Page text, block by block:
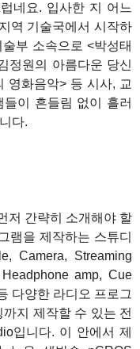
네요. 입사한 지 어느
역 기술국에서 시작하
부 소속으로 <박성태
정원의 아름다운 당신
영화음악> 등 시사, 교
이 흔들림 없이 흘러
다.
저 간략히 소개해야 할
램을 제작하는 스튜디
Camera, Streaming
amp, Cue
다양한 라디오 프로그
지 제작할 수 있는 전
입니다. 이 안에서 제